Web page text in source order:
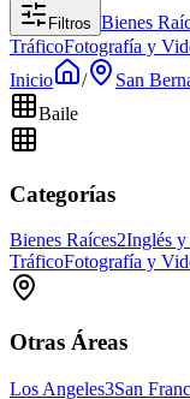
Filtros Bienes
TráficoFotografía y
Inicio
/ San
Baile
Categorías
Bienes Raíces2Inglés
TráficoFotografía y
Otras Áreas
Los Angeles3San